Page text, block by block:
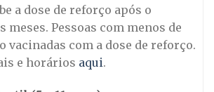
a dose de reforço após o
meses. Pessoas com menos de
vacinadas com a dose de reforço.
e horários aqui.